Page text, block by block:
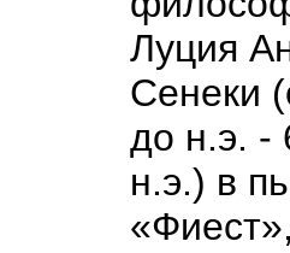
Луция
Сенеки
до н.э. -
н.э.) в